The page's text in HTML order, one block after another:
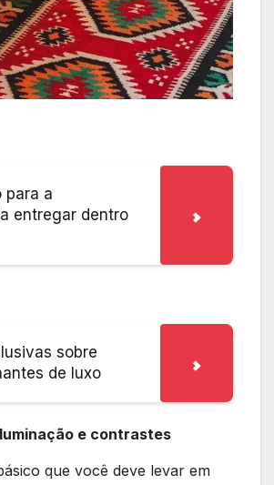
para a
entregar dentro
sobre
de luxo
e contrastes
que você deve levar em